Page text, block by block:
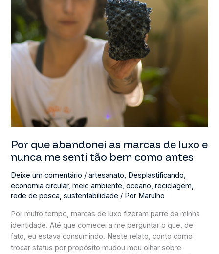
Por que abandonei as marcas de luxo e
nunca me senti tão bem como antes
Deixe um comentário /artesanato, Desplastificando,
economia circular,meio ambiente,oceano,reciclagem,
rede de pesca,sustentabilidade / Por Marulho
Por muito tempo, marcas de luxo fizeram parte da minha
identidade. Até que comecei a me perguntar o que, de
fato, eu estava consumindo. Neste relato, conto como
trocar status por propósito mudou meu olhar sobre